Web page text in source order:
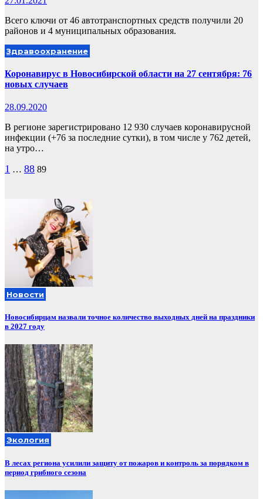
Всего ключи от 46 автотранспортных средств получили 20
районов и 4 муниципальных образования.
Здравоохранение
Коронавирус в Новосибирской области на 27 сентября: 76
новых случаев
28.09.2020
В регионе зарегистрировано 12 930 случаев коронавирусной
инфекции (+76 за последние сутки), в том числе у 762 детей,
на утро…
Пагинация
1 … 88 89
Новости
Новосибирцам назвали точное количество выходных дней на праздники
в 2027 году
Экология
В лесах региона усилили защиту от пожаров и контроль за порядком в
период грибного сезона